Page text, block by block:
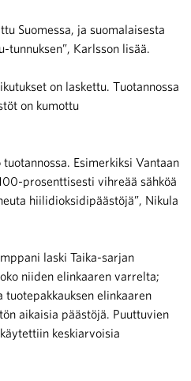
Suomessa, ja suomalaisesta
tunnuksen”, Karlsson lisää.
on laskettu. Tuotannossa
on kumottu
Esimerkiksi Vantaan
prosenttisesti vihreää sähköä
hiilidioksidipäästöjä”, Nikula
laski Taika-sarjan
niiden elinkaaren varrelta;
elinkaaren
aikaisia päästöjä. Puuttuvien
keskiarvoisia